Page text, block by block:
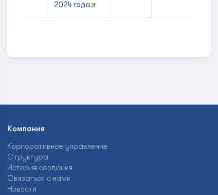
2024 года
Компания
Корпоративное управление
Структура
История создания
Связаться с нами
Новости